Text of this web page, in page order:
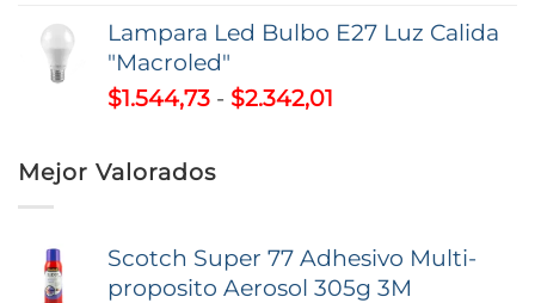
precios:
Lampara Led Bulbo E27 Luz Calida
"Macroled"
$1.544,73 - $2.342,01
hasta
$2.342,01
Mejor Valorados
Scotch Super 77 Adhesivo Multi-
proposito Aerosol 305g 3M